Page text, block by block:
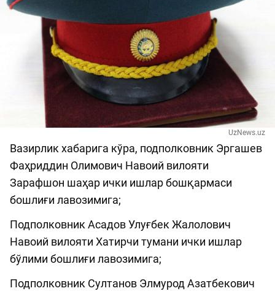
UzNews.uz
Вазирлик хабарига кўра, подполковник Эргашев
Фаҳриддин Олимович Навоий вилояти
Зарафшон шаҳар ички ишлар бошқармаси
бошлиғи лавозимига;
Подполковник Асадов Улуғбек Жалолович
Навоий вилояти Хатирчи тумани ички ишлар
бўлими бошлиғи лавозимига;
Подполковник Султанов Элмурод Азатбекович